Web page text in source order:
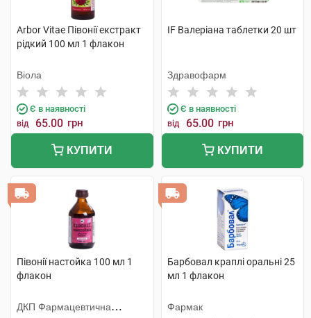
Arbor Vitae Півонії екстракт
рідкий 100 мл 1 флакон
Віола
Є в наявності
від 65.00 грн
КУПИТИ
IF Валеріана таблетки 20 шт
Здравофарм
Є в наявності
від 65.00 грн
КУПИТИ
Півонії настойка 100 мл 1
флакон
ДКП Фармацевтична
Барбовал краплі оральні 25
мл 1 флакон
Фармак